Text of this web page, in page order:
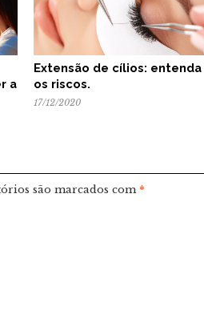
a
Extensão de cílios: entenda
os riscos.
17/12/2020
são marcados com *